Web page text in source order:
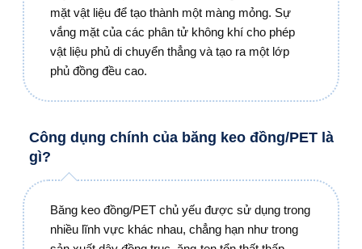
mặt vật liệu để tạo thành một màng mỏng. Sự
vắng mặt của các phân tử không khí cho phép
vật liệu phủ di chuyển thẳng và tạo ra một lớp
phủ đồng đều cao.
Công dụng chính của băng keo đồng/PET là
gì?
Băng keo đồng/PET chủ yếu được sử dụng trong
nhiều lĩnh vực khác nhau, chẳng hạn như trong